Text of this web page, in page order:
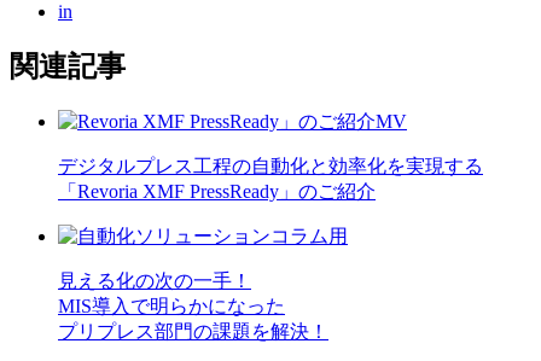
in
関連記事
デジタルプレス工程の自動化と効率化を実現する
「Revoria XMF PressReady」のご紹介
見える化の次の一手！
MIS導入で明らかになった
プリプレス部門の課題を解決！